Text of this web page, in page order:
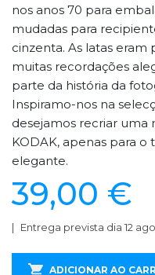
nos anos 70 para
mudadas para
cinzenta. As latas eram
muitas recordações
parte da história da
Inspiramo-nos na
desejamos recriar uma
KODAK, apenas para o
elegante.
39,00 €
Entrega prevista dia 12
ADICIONAR AO